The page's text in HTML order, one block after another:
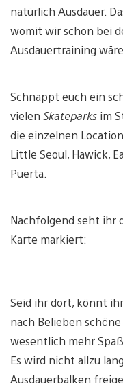
natürlich Ausdauer.
womit wir schon bei
Ausdauertraining
Schnappt euch ein
vielen Skateparks im
die einzelnen
Little Seoul, Hawick,
Puerta.
Nachfolgend seht ihr
Karte markiert:
Seid ihr dort, könnt
nach Belieben
wesentlich mehr
Es wird nicht allzu
Ausdauerbalken